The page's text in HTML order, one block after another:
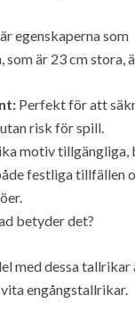
egenskaperna som
är 23 cm stora,
Perfekt för att
risk för spill.
motiv
festliga tillfällen
betyder det?
med dessa tallrikar
engångstallrikar.